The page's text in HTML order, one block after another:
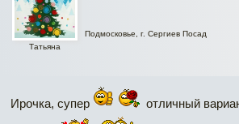
Татьяна
Подмосковье, г. Сергиев Посад
Ирочка, супер отличный